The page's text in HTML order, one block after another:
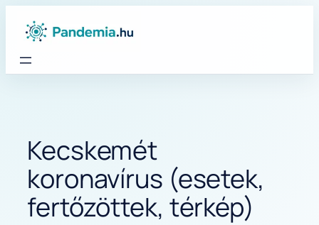
Kecskemét
koronavírus (esetek,
fertőzöttek, térkép)